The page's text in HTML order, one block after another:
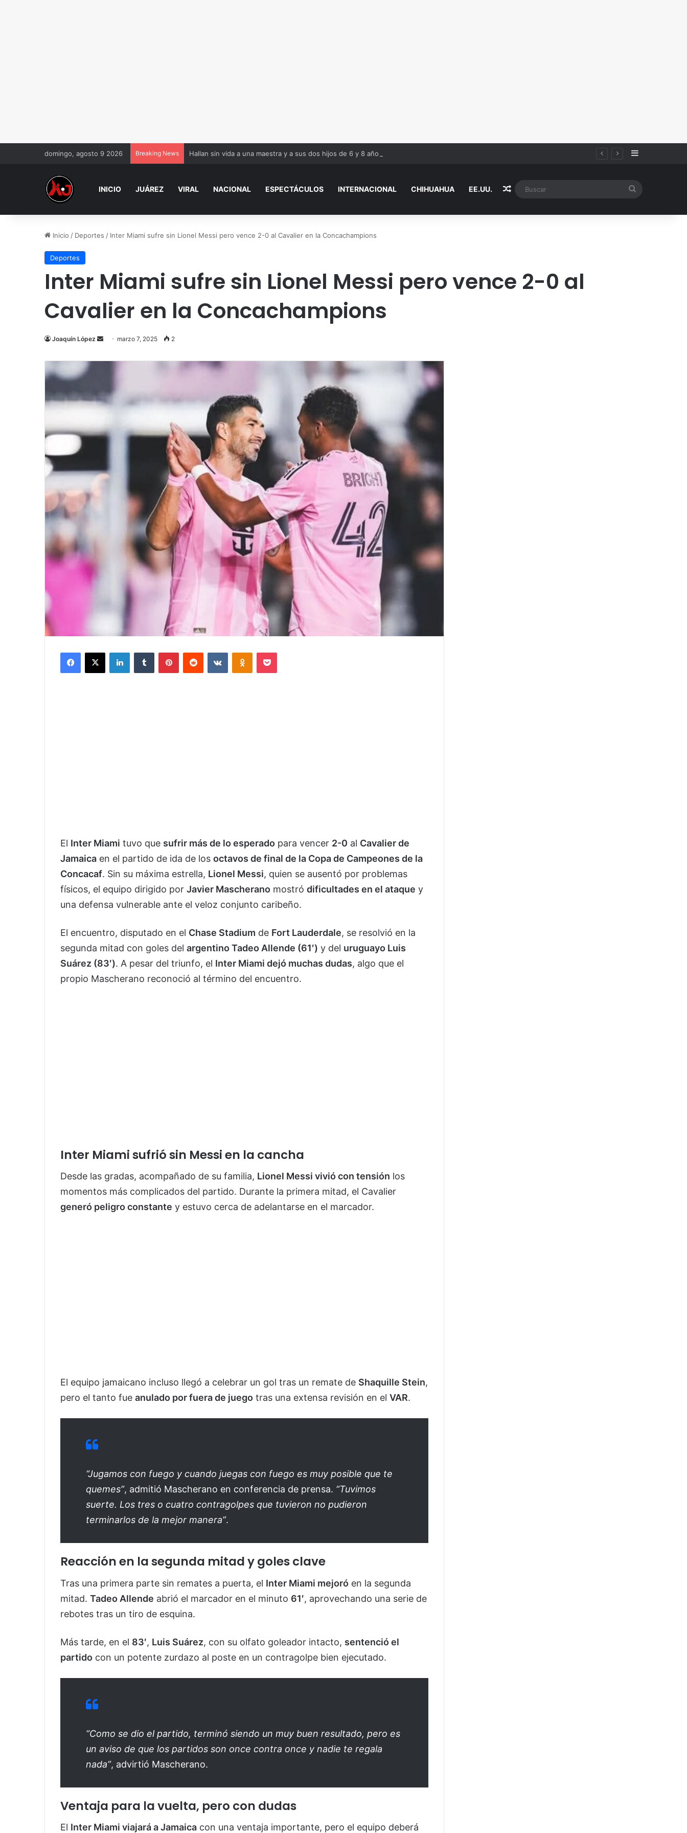
domingo, agosto 9 2026 Breaking News Hallan sin vida a una maestra y a sus dos hijos de 6 y 8 años Sidebar
INICIO JUÁREZ VIRAL NACIONAL ESPECTÁCULOS INTERNACIONAL CHIHUAHUA EE.UU. Random Article
Inicio / Deportes / Inter Miami sufre sin Lionel Messi pero vence 2-0 al Cavalier en la Concachampions
Deportes
Inter Miami sufre sin Lionel Messi pero vence 2-0 al
Cavalier en la Concachampions
Joaquín López
Send
email
marzo 7, 2025 2
Facebook
X LinkedInTumblr PinterestReddit VKontakteOdnoklassniki
Pocket
El Inter Miami tuvo que sufrir más de lo esperado para vencer 2-0 al Cavalier de
Jamaica en el partido de ida de los octavos de final de la Copa de Campeones de la
Concacaf. Sin su máxima estrella, Lionel Messi, quien se ausentó por problemas
físicos, el equipo dirigido por Javier Mascherano mostró dificultades en el ataque y
una defensa vulnerable ante el veloz conjunto caribeño.
El encuentro, disputado en el Chase Stadium de Fort Lauderdale, se resolvió en la
segunda mitad con goles del argentino Tadeo Allende (61′) y del uruguayo Luis
Suárez (83′). A pesar del triunfo, el Inter Miami dejó muchas dudas, algo que el
propio Mascherano reconoció al término del encuentro.
Inter Miami sufrió sin Messi en la cancha
Desde las gradas, acompañado de su familia, Lionel Messi vivió con tensión los
momentos más complicados del partido. Durante la primera mitad, el Cavalier
generó peligro constante y estuvo cerca de adelantarse en el marcador.
El equipo jamaicano incluso llegó a celebrar un gol tras un remate de Shaquille Stein,
pero el tanto fue anulado por fuera de juego tras una extensa revisión en el VAR.
“Jugamos con fuego y cuando juegas con fuego es muy posible que te
quemes”, admitió Mascherano en conferencia de prensa. “Tuvimos
suerte. Los tres o cuatro contragolpes que tuvieron no pudieron
terminarlos de la mejor manera”.
Reacción en la segunda mitad y goles clave
Tras una primera parte sin remates a puerta, el Inter Miami mejoró en la segunda
mitad. Tadeo Allende abrió el marcador en el minuto 61′, aprovechando una serie de
rebotes tras un tiro de esquina.
Más tarde, en el 83′, Luis Suárez, con su olfato goleador intacto, sentenció el
partido con un potente zurdazo al poste en un contragolpe bien ejecutado.
“Como se dio el partido, terminó siendo un muy buen resultado, pero es
un aviso de que los partidos son once contra once y nadie te regala
nada”, advirtió Mascherano.
Ventaja para la vuelta, pero con dudas
El Inter Miami viajará a Jamaica con una ventaja importante, pero el equipo deberá